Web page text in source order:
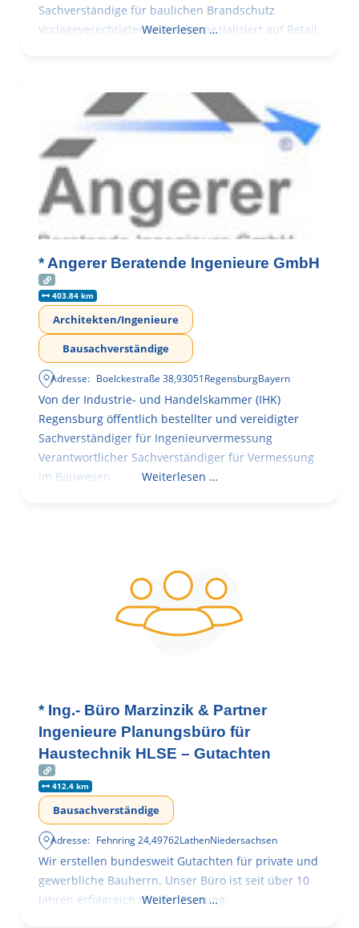
Sachverständige für baulichen Brandschutz
Vorlageverechtigter Architekt spezialisiert auf Retail
Weiterlesen …
* Angerer Beratende Ingenieure GmbH
403.84 km
Architekten/Ingenieure
Bausachverständige
Adresse: Boelckestraße 38,93051RegensburgBayern
Von der Industrie- und Handelskammer (IHK)
Regensburg öffentlich bestellter und vereidigter
Sachverständiger für Ingenieurvermessung
Verantwortlicher Sachverständiger für Vermessung
im Bauwesen
Weiterlesen …
* Ing.- Büro Marzinzik & Partner
Ingenieure Planungsbüro für
Haustechnik HLSE – Gutachten
412.4 km
Bausachverständige
Adresse: Fehnring 24,49762LathenNiedersachsen
Wir erstellen bundesweit Gutachten für private und
gewerbliche Bauherrn. Unser Büro ist seit über 10
Jahren erfolgreich mit der Planung,
Weiterlesen …